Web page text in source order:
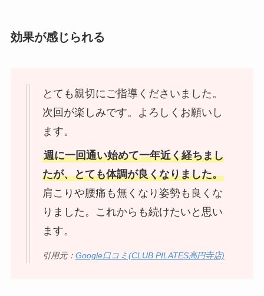
効果が感じられる
とても親切にご指導くださいました。
次回が楽しみです。よろしくお願いし
ます。
週に一回通い始めて一年近く経ちまし
たが、とても体調が良くなりました。
肩こりや腰痛も無くなり姿勢も良くな
りました。これからも続けたいと思い
ます。
引用元： Google口コミ(CLUB PILATES高円寺店)